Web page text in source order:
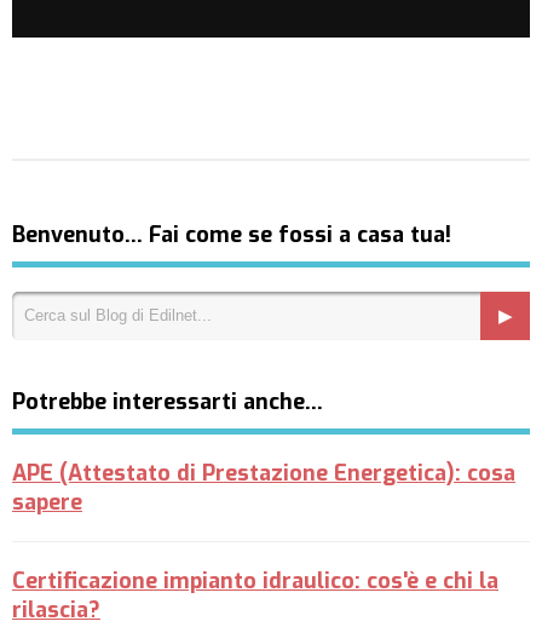
Benvenuto… Fai come se fossi a casa tua!
Potrebbe interessarti anche…
APE (Attestato di Prestazione Energetica): cosa
sapere
Certificazione impianto idraulico: cos'è e chi la
rilascia?